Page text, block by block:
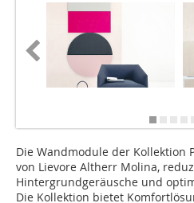
Die Wandmodule der Kollektion
von Lievore Altherr Molina,
Hintergrundgeräusche und
Die Kollektion bietet